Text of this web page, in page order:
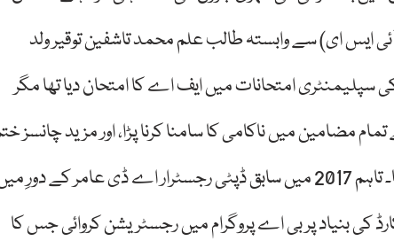
ایس ای) سے وابستہ طالب علم محمد تاشفین توقیر ولد
محمد توقیر (رول نمبر 171845) نے 2014 کی سپلیمنٹری امتحانات میں ایف اے کا امتحان دیا تھا مگر
میں ناکامی کا سامنا کرنا پڑا، اور مزید چانسز
ہونے کی وجہ سے ان کی تعلیم کا راستہ بند ہو گیا۔ تاہم 2017 میں سابق ڈپٹی رجسٹرار اے ڈی عامر کے دورِ
پر بی اے پروگرام میں رجسٹریشن کروائی جس کا (رجسٹریشن نمبر